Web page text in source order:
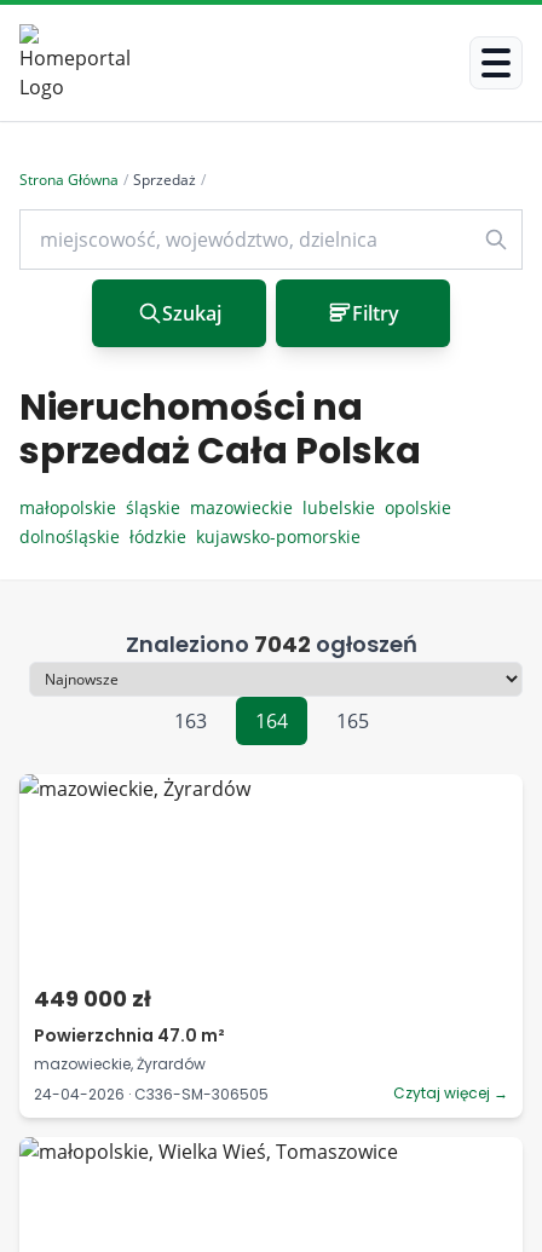
Strona Główna / Sprzedaż /
Szukaj Filtry
Nieruchomości na
sprzedaż Cała Polska
małopolskie śląskie mazowieckie lubelskie opolskie
dolnośląskie łódzkie kujawsko-pomorskie
Znaleziono 7042 ogłoszeń
Sortowanie
163
164 165
449 000 zł
Powierzchnia 47.0 m²
mazowieckie, Żyrardów
24-04-2026 · C336-SM-306505
Czytaj więcej →